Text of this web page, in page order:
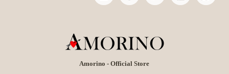
Amorino - Official Store